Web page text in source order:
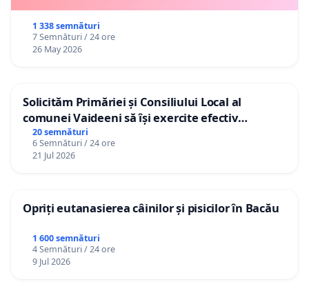
1 338 semnături
7 Semnături / 24 ore
26 May 2026
Solicităm Primăriei și Consiliului Local al
comunei Vaideeni să își exercite efectiv
atribuțiile legale și să reprezinte interesele
cetățenilor în raport cu APAVIL S.A, operatorul
serviciului de apă!
20 semnături
6 Semnături / 24 ore
21 Jul 2026
Opriți eutanasierea câinilor și pisicilor în Bacău
1 600 semnături
4 Semnături / 24 ore
9 Jul 2026